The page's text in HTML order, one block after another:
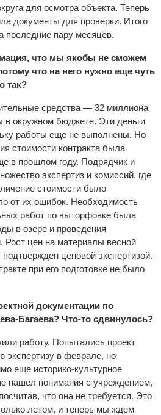
для осмотра объекта. Теперь
документы для проверки. Итого
последние пару месяцев.
что мы якобы не сможем
что на него нужно еще чуть
так?
средства — 32 миллиона
окружном бюджете. Эти деньги
работы еще не выполнены. Но
стоимости контракта была
в прошлом году. Подрядчик и
экспертиз и комиссий, где
стоимости было
от их ошибок. Необходимость
работ по выторфовке была
в озере и проведения
Рост цен на материалы весной
ценовой экспертизой.
при его подготовке не было
документации по
Багаева? Что-то сдвинулось?
работу. Попытались проект
экспертизу в феврале, но
еще историко-культурное
нашел понимания с учреждением,
что она не требуется. Это
летом, и теперь мы ждем